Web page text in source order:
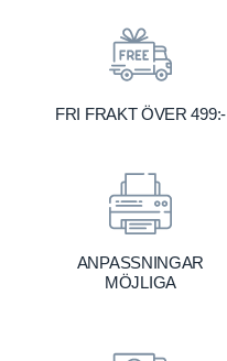
FRI FRAKT ÖVER 499:-
ANPASSNINGAR
MÖJLIGA